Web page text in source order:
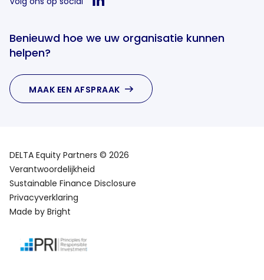
Benieuwd hoe we uw organisatie kunnen
helpen?
MAAK EEN AFSPRAAK
DELTA Equity Partners © 2026
Verantwoordelijkheid
Sustainable Finance Disclosure
Privacyverklaring
Made by Bright